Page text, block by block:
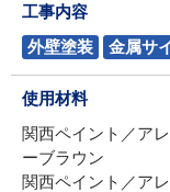
工事内容
外壁塗装
金属サ
使用材料
関西ペイント／ア
ーブラウン
関西ペイント／ア